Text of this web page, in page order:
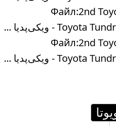
Файл:2nd
Файл:2nd